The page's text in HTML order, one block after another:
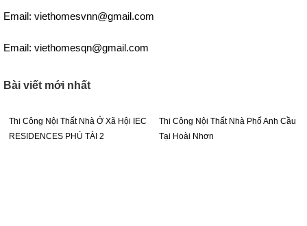
Email: viethomesvnn@gmail.com
Email: viethomesqn@gmail.com
Bài viết mới nhất
Thi Công Nội Thất Nhà Ở Xã Hội IEC
RESIDENCES PHÚ TÀI 2
Thi Công Nội Thất Nhà Phố Anh Cầu
Tại Hoài Nhơn